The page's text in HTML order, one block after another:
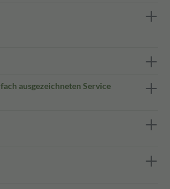
ausgezeichneten Service